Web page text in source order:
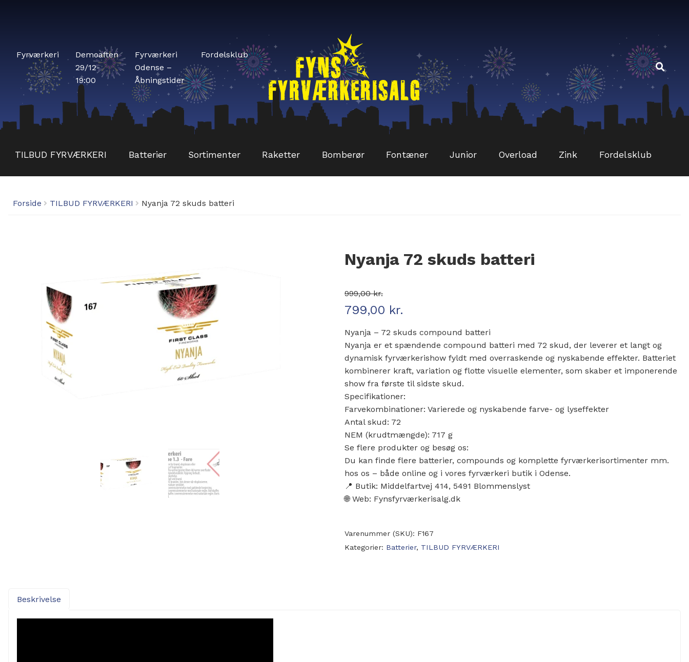
Fyrværkeri
Demoaften
29/12-
19:00
Fyrværkeri
Odense –
Åbningstider
Fordelsklub
TILBUD FYRVÆRKERI Batterier Sortimenter Raketter Bomberør Fontæner Junior Overload Zink Fordelsklub
Forside TILBUD FYRVÆRKERI Nyanja 72 skuds batteri
Nyanja 72 skuds batteri
999,00kr.
Den oprindelige pris var: 999,00 kr..
799,00 kr.
Nyanja – 72 skuds compound batteri
Nyanja er et spændende compound batteri med 72 skud, der leverer et langt og
dynamisk fyrværkerishow fyldt med overraskende og nyskabende effekter. Batteriet
kombinerer kraft, variation og flotte visuelle elementer, som skaber et imponerende
show fra første til sidste skud.
Specifikationer:
Farvekombinationer: Varierede og nyskabende farve- og lyseffekter
Antal skud: 72
NEM (krudtmængde): 717 g
Se flere produkter og besøg os:
Du kan finde flere batterier, compounds og komplette fyrværkerisortimenter mm.
hos os – både online og i vores fyrværkeri butik i Odense.
📍 Butik: Middelfartvej 414, 5491 Blommenslyst
🌐 Web: Fynsfyrværkerisalg.dk
Varenummer (SKU): F167
Kategorier: Batterier, TILBUD FYRVÆRKERI
Beskrivelse